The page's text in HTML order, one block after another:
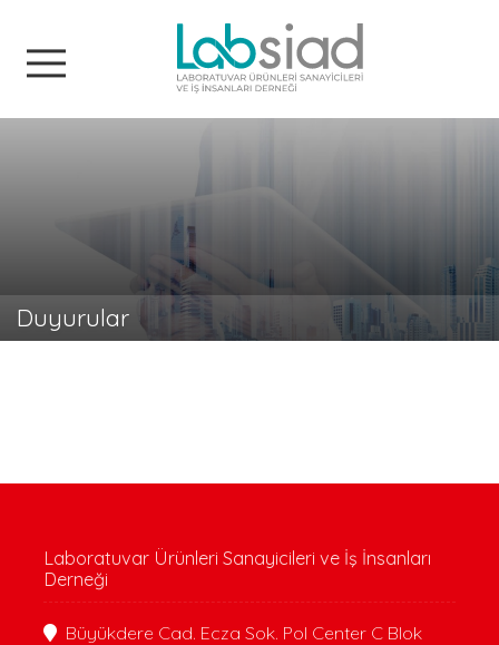
Duyurular
Laboratuvar Ürünleri Sanayicileri ve İş İnsanları
Derneği
Büyükdere Cad. Ecza Sok. Pol Center C Blok